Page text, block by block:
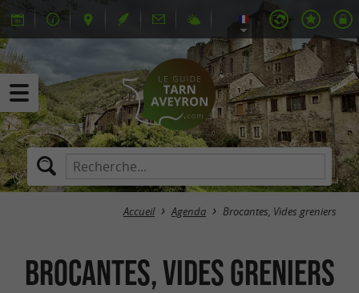
Accueil Agenda Brocantes, Vides greniers
Brocantes, Vides greniers